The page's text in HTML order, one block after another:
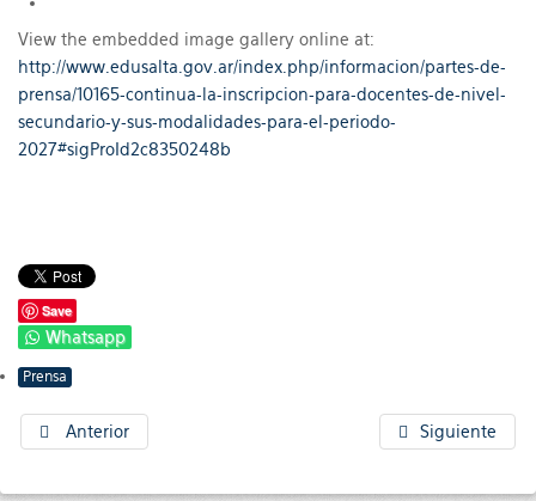
View the embedded image gallery online at:
http://www.edusalta.gov.ar/index.php/informacion/partes-de-
prensa/10165-continua-la-inscripcion-para-docentes-de-nivel-
secundario-y-sus-modalidades-para-el-periodo-
2027#sigProId2c8350248b
Save
Whatsapp
Prensa
Anterior Siguiente